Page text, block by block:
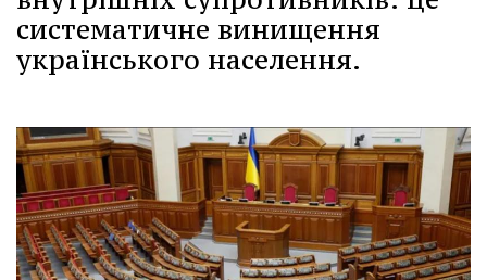
систематичне винищення
українського населення.